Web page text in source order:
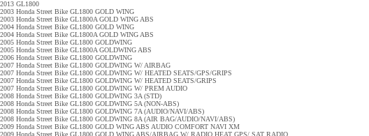
2013 GL1800
2003 Honda Street Bike GL1800 GOLD WING
2003 Honda Street Bike GL1800A GOLD WING ABS
2004 Honda Street Bike GL1800 GOLD WING
2004 Honda Street Bike GL1800A GOLD WING ABS
2005 Honda Street Bike GL1800 GOLDWING
2005 Honda Street Bike GL1800A GOLDWING ABS
2006 Honda Street Bike GL1800 GOLDWING
2007 Honda Street Bike GL1800 GOLDWING W/ AIRBAG
2007 Honda Street Bike GL1800 GOLDWING W/ HEATED SEATS/GPS/GRIPS
2007 Honda Street Bike GL1800 GOLDWING W/ HEATED SEATS/GRIPS
2007 Honda Street Bike GL1800 GOLDWING W/ PREM AUDIO
2008 Honda Street Bike GL1800 GOLDWING 3A (STD)
2008 Honda Street Bike GL1800 GOLDWING 5A (NON-ABS)
2008 Honda Street Bike GL1800 GOLDWING 7A (AUDIO/NAVI/ABS)
2008 Honda Street Bike GL1800 GOLDWING 8A (AIR BAG/AUDIO/NAVI/ABS)
2009 Honda Street Bike GL1800 GOLD WING ABS AUDIO COMFORT NAVI XM
2009 Honda Street Bike GL1800 GOLD WING ABS/AIRBAG W/ RADIO HEAT GPS/ SAT RADIO